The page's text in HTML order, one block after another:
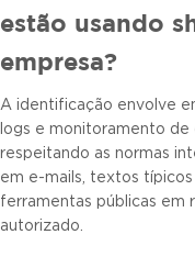
estão usando
empresa?
A identificação envolve
logs e monitoramento
respeitando as normas
em e-mails, textos
ferramentas públicas em
autorizado.